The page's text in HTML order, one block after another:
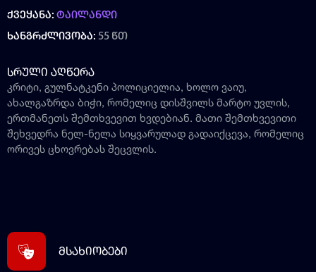
ქვეყანა: ტაილანდი
ხანგრძლივობა: 55 წთ
სრული აღწერა
კრიტი, გულნატკენი პოლიციელია, ხოლო ვაიუ,
ახალგაზრდა ბიჭი, რომელიც დისშვილს მარტო უვლის,
ერთმანეთს შემთხვევით ხვდებიან. მათი შემთხვევითი
შეხვედრა ნელ-ნელა სიყვარულად გადაიქცევა, რომელიც
ორივეს ცხოვრებას შეცვლის.
მსახიობები